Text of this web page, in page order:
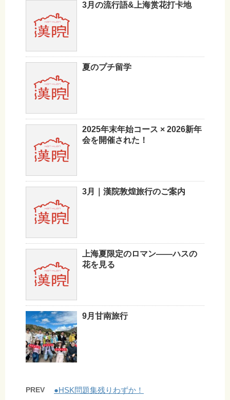
3月の流行語&上海赏花打卡地
夏のプチ留学
2025年末年始コース × 2026新年
会を開催された！
3月｜漢院敦煌旅行のご案内
上海夏限定のロマン——ハスの
花を見る
9月甘南旅行
PREV ●HSK問題集残りわずか！